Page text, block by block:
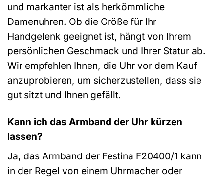
und markanter ist als herkömmliche
Damenuhren. Ob die Größe für Ihr
Handgelenk geeignet ist, hängt von Ihrem
persönlichen Geschmack und Ihrer Statur ab.
Wir empfehlen Ihnen, die Uhr vor dem Kauf
anzuprobieren, um sicherzustellen, dass sie
gut sitzt und Ihnen gefällt.
Kann ich das Armband der Uhr kürzen
lassen?
Ja, das Armband der Festina F20400/1 kann
in der Regel von einem Uhrmacher oder